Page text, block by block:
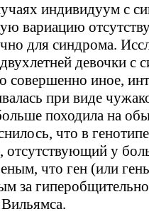
индивидуум с
вариацию
для синдрома.
девочки с
совершенно иное,
при виде
походила на
что в
отсутствующий у
что ген (или
за